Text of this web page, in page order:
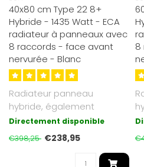
40x80 cm Type 22 8+
Hybride - 1435 Watt - ECA
radiateur à panneaux avec
8 raccords - face avant
nervurée - Blanc
Radiateur panneau
hybride, également
adapté basse
température. Jusqu’à 30 ..
Directement disponible
€398,25 €238,95
8